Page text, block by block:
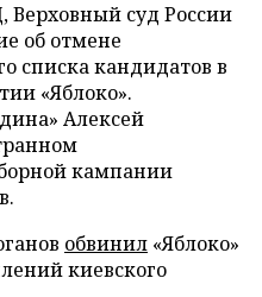
Верховный суд России
об отмене
списка кандидатов в
«Яблоко».
Алексей
кампании
обвинил «Яблоко»
киевского